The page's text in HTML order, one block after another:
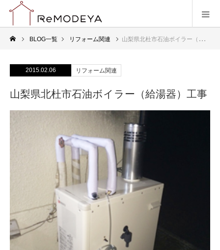
BLOG一覧 リフォーム関連 山梨県北杜市石油ボイラー（給湯器）工事
2015.02.06 リフォーム関連
山梨県北杜市石油ボイラー（給湯器）工事